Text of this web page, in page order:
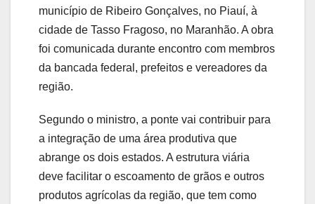
município de Ribeiro Gonçalves, no Piauí, à
cidade de Tasso Fragoso, no Maranhão. A obra
foi comunicada durante encontro com membros
da bancada federal, prefeitos e vereadores da
região.
Segundo o ministro, a ponte vai contribuir para
a integração de uma área produtiva que
abrange os dois estados. A estrutura viária
deve facilitar o escoamento de grãos e outros
produtos agrícolas da região, que tem como